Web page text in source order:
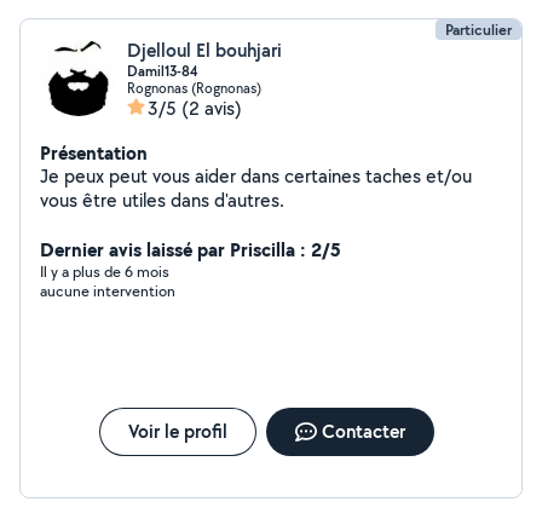
Particulier
Djelloul El bouhjari
Damil13-84
Rognonas (Rognonas)
3/5 (2 avis)
Présentation
Je peux peut vous aider dans certaines taches et/ou
vous être utiles dans d'autres.
Dernier avis laissé par Priscilla : 2/5
Il y a plus de 6 mois
aucune intervention
Voir le profil Contacter